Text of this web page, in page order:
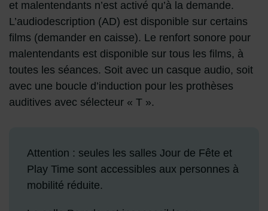
et malentendants n’est activé qu’à la demande.
L’audiodescription (AD) est disponible sur certains
films (demander en caisse). Le renfort sonore pour
malentendants est disponible sur tous les films, à
toutes les séances. Soit avec un casque audio, soit
avec une boucle d’induction pour les prothèses
auditives avec sélecteur « T ».
Attention : seules les salles Jour de Fête et
Play Time sont accessibles aux personnes à
mobilité réduite.